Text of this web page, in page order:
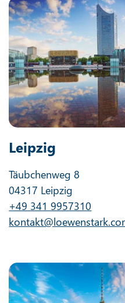
Braunschweig
38100 Braunschweig
kontakt@loewenstark.com